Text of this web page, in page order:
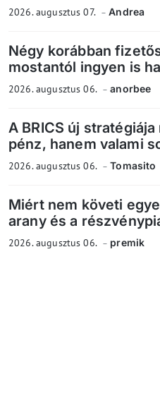
2026. augusztus 07. Andrea
Négy korábban
mostantól ingyen is
2026. augusztus 06. anorbee
A BRICS új
pénz, hanem valami
2026. augusztus 06. Tomasito
Miért nem követi
arany és a
2026. augusztus 06. premik